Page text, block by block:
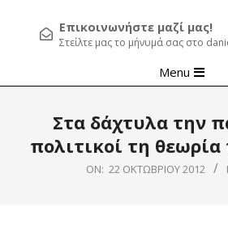
Επικοινωνήστε μαζί μας!
Στείλτε μας το μήνυμά σας στο
Navigation
Menu
Στα δάχτυλα την
πολιτικοί τη
ON: 22 ΟΚΤΩΒΡΊΟΥ 2012